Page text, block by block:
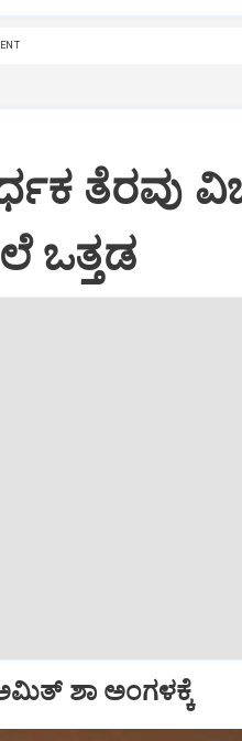
ತೆರವು
ಒತ್ತಡ
ಶಾ ಅಂಗಳಕ್ಕೆ